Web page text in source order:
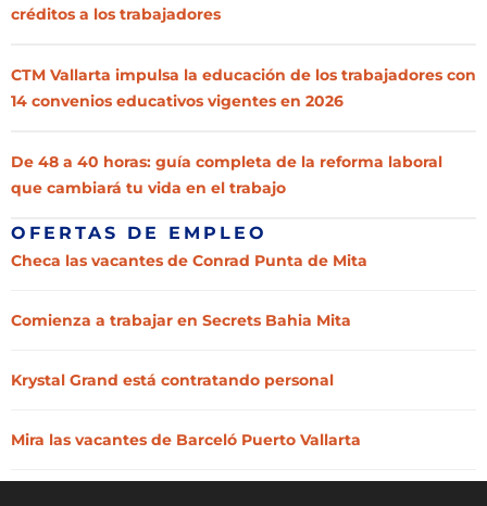
créditos a los trabajadores
CTM Vallarta impulsa la educación de los trabajadores con
14 convenios educativos vigentes en 2026
De 48 a 40 horas: guía completa de la reforma laboral
que cambiará tu vida en el trabajo
OFERTAS DE EMPLEO
Checa las vacantes de Conrad Punta de Mita
Comienza a trabajar en Secrets Bahia Mita
Krystal Grand está contratando personal
Mira las vacantes de Barceló Puerto Vallarta